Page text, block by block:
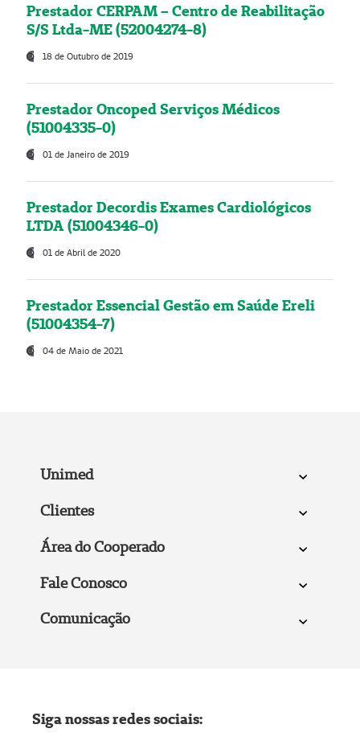
Prestador CERPAM – Centro de Reabilitação
S/S Ltda-ME (52004274-8)
18 de Outubro de 2019
Prestador Oncoped Serviços Médicos
(51004335-0)
01 de Janeiro de 2019
Prestador Decordis Exames Cardiológicos
LTDA (51004346-0)
01 de Abril de 2020
Prestador Essencial Gestão em Saúde Ereli
(51004354-7)
04 de Maio de 2021
Unimed
Clientes
Área do Cooperado
Fale Conosco
Comunicação
Siga nossas redes sociais: